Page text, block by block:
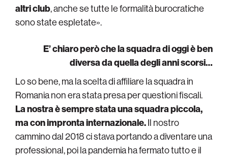
altri club, anche se tutte le formalità burocratiche
sono state espletate».
E’ chiaro però che la squadra di oggi è ben
diversa da quella degli anni scorsi…
Lo so bene, ma la scelta di affiliare la squadra in
Romania non era stata presa per questioni fiscali.
La nostra è sempre stata una squadra piccola,
ma con impronta internazionale.Il nostro
cammino dal 2018 ci stava portando a diventare una
professional, poi la pandemia ha fermato tutto e il